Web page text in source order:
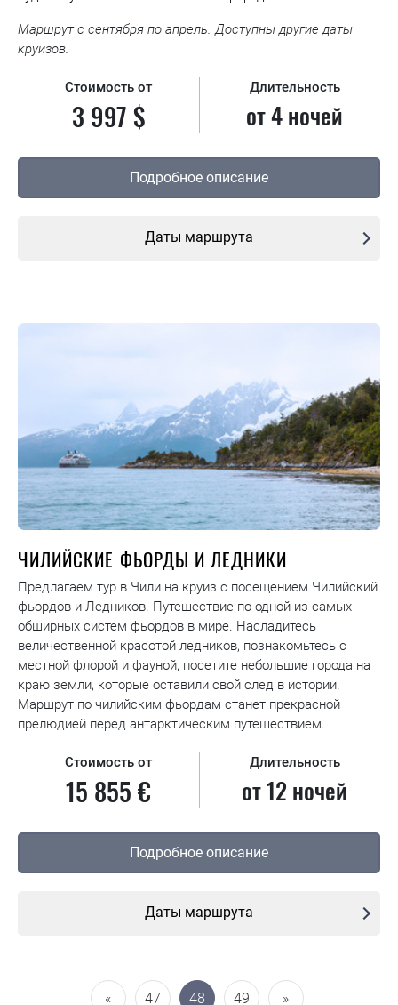
Маршрут с сентября по апрель. Доступны другие даты
круизов.
Стоимость от
3 997 $
Длительность
от 4 ночей
Подробное описание
Даты маршрута
ЧИЛИЙСКИЕ ФЬОРДЫ И ЛЕДНИКИ
Предлагаем тур в Чили на круиз с посещением Чилийский
фьордов и Ледников. Путешествие по одной из самых
обширных систем фьордов в мире. Насладитесь
величественной красотой ледников, познакомьтесь с
местной флорой и фауной, посетите небольшие города на
краю земли, которые оставили свой след в истории.
Маршрут по чилийским фьордам станет прекрасной
прелюдией перед антарктическим путешествием.
Стоимость от
15 855 €
Длительность
от 12 ночей
Подробное описание
Даты маршрута
« 47 48 49 »